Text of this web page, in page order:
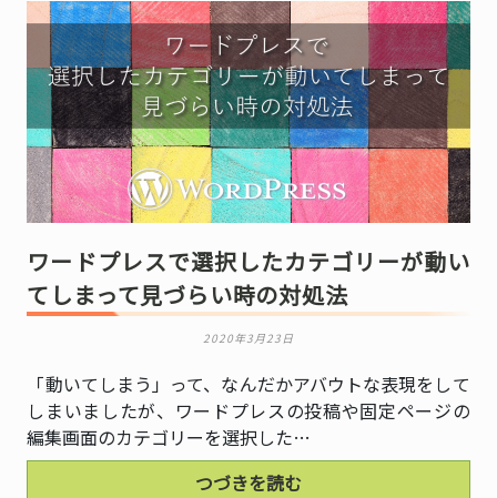
ワードプレスで選択したカテゴリーが動い
てしまって見づらい時の対処法
2020年3月23日
「動いてしまう」って、なんだかアバウトな表現をして
しまいましたが、ワードプレスの投稿や固定ページの
編集画面のカテゴリーを選択した…
つづきを読む